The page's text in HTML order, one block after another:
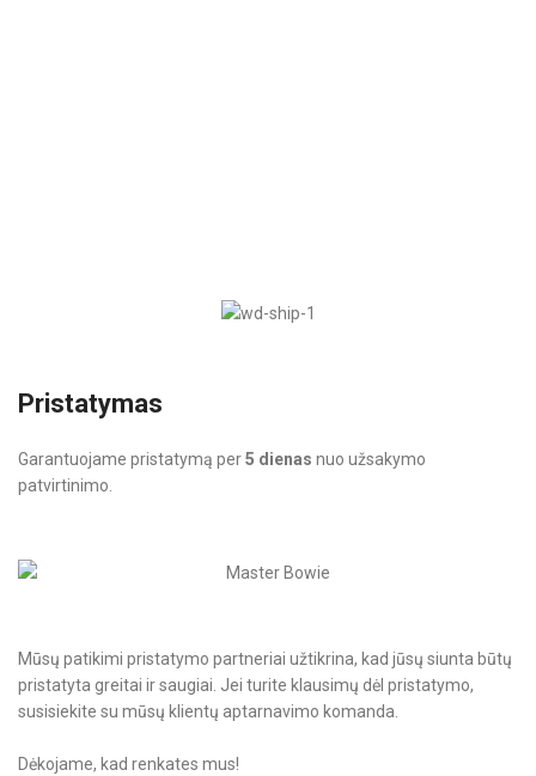
Pristatymas
Garantuojame pristatymą per5 dienas nuo užsakymo
patvirtinimo.
Mūsų patikimi pristatymo partneriai užtikrina, kad jūsų siunta būtų
pristatyta greitai ir saugiai. Jei turite klausimų dėl pristatymo,
susisiekite su mūsų klientų aptarnavimo komanda.
Dėkojame, kad renkates mus!